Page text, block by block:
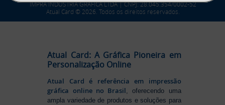
IMPRA INDUSTRIA GRAFICA LTDA | CNPJ: 28.045.354/0002-52
Atual Card © 2026. Todos os direitos reservados.
Atual Card: A Gráfica Pioneira em
Personalização Online
Atual Card é referência em impressão
gráfica online no Brasil , oferecendo uma
ampla variedade de produtos e soluções para